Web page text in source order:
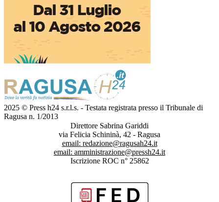
2025 © Press h24 s.r.l.s. - Testata registrata presso il Tribunale di
Ragusa n. 1/2013
Direttore Sabrina Gariddi
via Felicia Schininà, 42 - Ragusa
email: redazione@ragusah24.it
email: amministrazione@pressh24.it
Iscrizione ROC n° 25862